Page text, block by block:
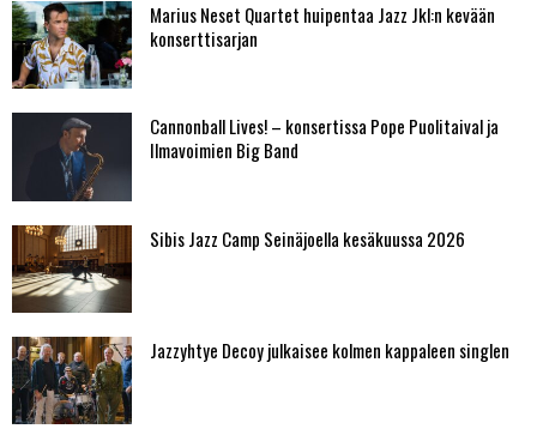
Marius Neset Quartet huipentaa Jazz Jkl:n kevään
konserttisarjan
Cannonball Lives! – konsertissa Pope Puolitaival ja
Ilmavoimien Big Band
Sibis Jazz Camp Seinäjoella kesäkuussa 2026
Jazzyhtye Decoy julkaisee kolmen kappaleen singlen